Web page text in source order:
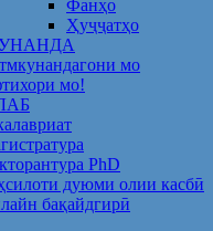
Фанҳо
Ҳуҷҷатҳо
мо
мо!
PhD
дуюми олии касбӣ
бақайдгирӣ